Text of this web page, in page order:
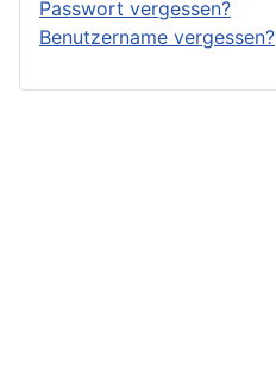
Passwort vergessen?
Benutzername vergessen?